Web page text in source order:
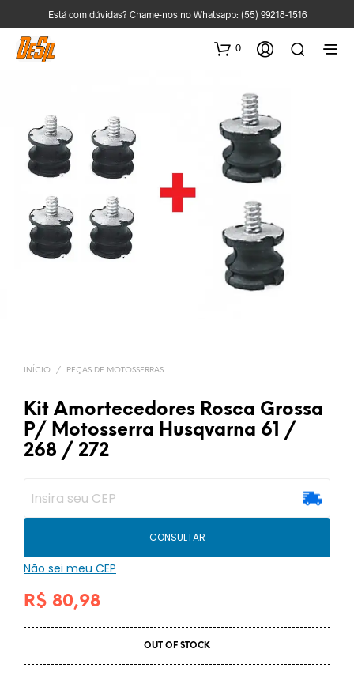
Está com dúvidas? Chame-nos no Whatsapp: (55) 99218-1516
0
INÍCIO / PEÇAS DE MOTOSSERRAS
Kit Amortecedores Rosca Grossa
P/ Motosserra Husqvarna 61 /
268 / 272
CONSULTAR
Não sei meu CEP
R$ 80,98
OUT OF STOCK